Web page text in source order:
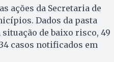
ações da Secretaria de
Dados da pasta
de baixo risco, 49
casos notificados em